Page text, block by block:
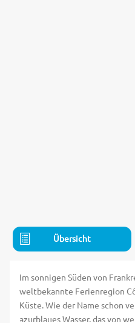
Übersicht
Im sonnigen Süden von
weltbekannte Ferienregion
Küste. Wie der Name schon
azurblaues Wasser, das von